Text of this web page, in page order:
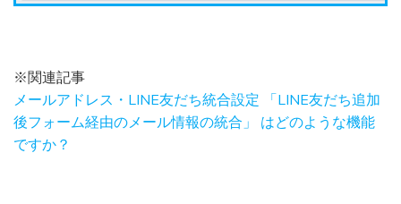
※関連記事
メールアドレス・LINE友だち統合設定 「LINE友だち追加
後フォーム経由のメール情報の統合」 はどのような機能
ですか？